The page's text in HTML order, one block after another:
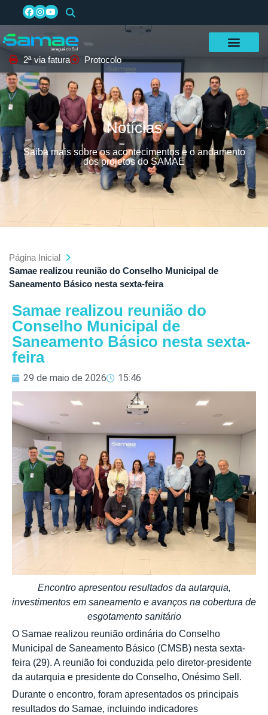
2ª via fatura Protocolo
Notícias
Saiba mais sobre os acontecimentos e o andamento
dos projetos do SAMAE
Página Inicial
Samae realizou reunião do Conselho Municipal de
Saneamento Básico nesta sexta-feira
Samae realizou reunião do
Conselho Municipal de
Saneamento Básico nesta sexta-
feira
29 de maio de 2026 15:46
Encontro apresentou resultados da autarquia,
investimentos em saneamento e avanços na cobertura de
esgotamento sanitário
O Samae realizou reunião ordinária do Conselho
Municipal de Saneamento Básico (CMSB) nesta sexta-
feira (29). A reunião foi conduzida pelo diretor-presidente
da autarquia e presidente do Conselho, Onésimo Sell.
Durante o encontro, foram apresentados os principais
resultados do Samae, incluindo indicadores